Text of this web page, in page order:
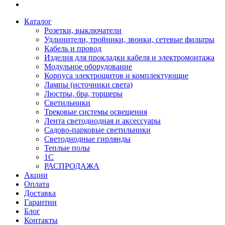
Каталог
Розетки, выключатели
Удлинители, тройники, звонки, сетевые фильтры
Кабель и провод
Изделия для прокладки кабеля и электромонтажа
Модульное оборудование
Корпуса электрощитов и комплектующие
Лампы (источники света)
Люстры, бра, торшеры
Светильники
Трековые системы освещения
Лента светодиодная и аксессуары
Садово-парковые светильники
Светодиодные гирлянды
Теплые полы
1С
РАСПРОДАЖА
Акции
Оплата
Доставка
Гарантии
Блог
Контакты